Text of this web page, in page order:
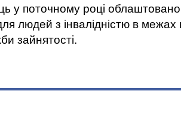
у поточному році
людей з інвалідністю в межах
зайнятості.